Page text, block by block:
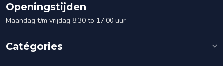
Openingstijden
Maandag t/m vrijdag 8:30 to 17:00 uur
Catégories